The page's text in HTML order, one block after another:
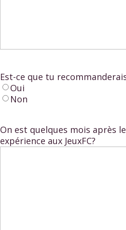
Est-ce que tu
Oui
Non
On est quelques mois après
expérience aux JeuxFC?